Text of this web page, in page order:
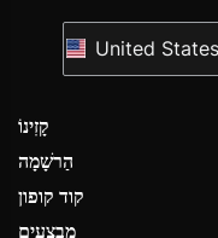
קָזִינוֹ
הַרשָׁמָה
קוד קופון
מבצעים
United States